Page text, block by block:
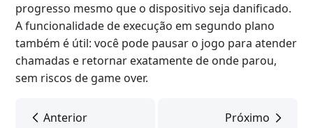
progresso mesmo que o dispositivo seja danificado.
A funcionalidade de execução em segundo plano
também é útil: você pode pausar o jogo para atender
chamadas e retornar exatamente de onde parou,
sem riscos de game over.
Anterior
Próximo